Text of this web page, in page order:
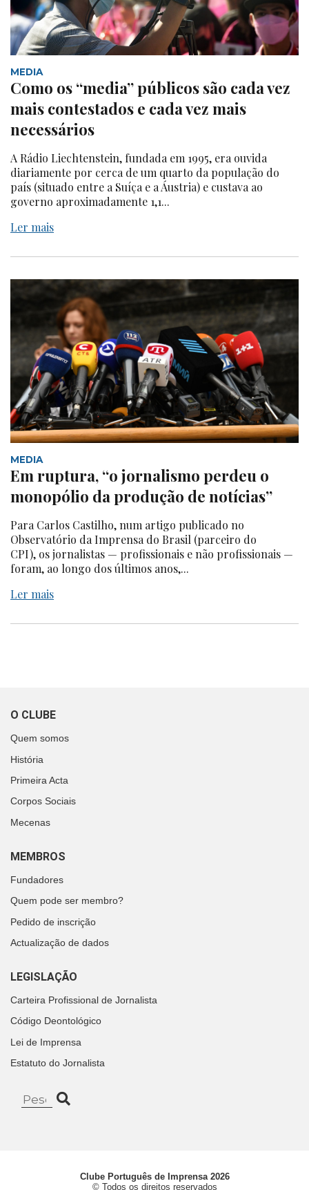
MEDIA
Como os “media” públicos são cada vez
mais contestados e cada vez mais
necessários
A Rádio Liechtenstein, fundada em 1995, era ouvida
diariamente por cerca de um quarto da população do
país (situado entre a Suíça e a Áustria) e custava ao
governo aproximadamente 1,1...
Ler mais
MEDIA
Em ruptura, “o jornalismo perdeu o
monopólio da produção de notícias”
Para Carlos Castilho, num artigo publicado no
Observatório da Imprensa do Brasil (parceiro do
CPI), os jornalistas — profissionais e não profissionais —
foram, ao longo dos últimos anos,...
Ler mais
O CLUBE
Quem somos
História
Primeira Acta
Corpos Sociais
Mecenas
MEMBROS
Fundadores
Quem pode ser membro?
Pedido de inscrição
Actualização de dados
LEGISLAÇÃO
Carteira Profissional de Jornalista
Código Deontológico
Lei de Imprensa
Estatuto do Jornalista
Clube Português de Imprensa 2026
© Todos os direitos reservados